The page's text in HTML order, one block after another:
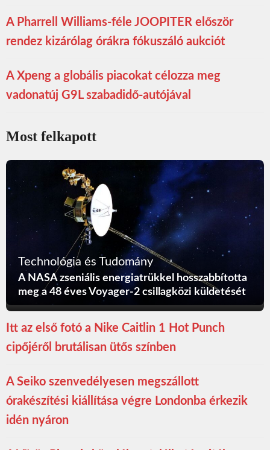
A Pharrell Williams-féle JOOPITER először
rendez kizárólag órákra fókuszáló aukciót
A Xpeng a globális piacokat célozza meg
vadonatúj G9L szabadidő-autójával
Most felkapott
Technológia és Tudomány
A NASA zseniális energiatrükkel hosszabbította
meg a 48 éves Voyager-2 csillagközi küldetését
Itt az első fotó a Nike Caitlin 1 Hot Punch
cipőjéről brutálisan ütős színben
A Seiko szenvedélyesen megszállott
órakészítési kiállítása végre Londonba érkezik
idén nyáron